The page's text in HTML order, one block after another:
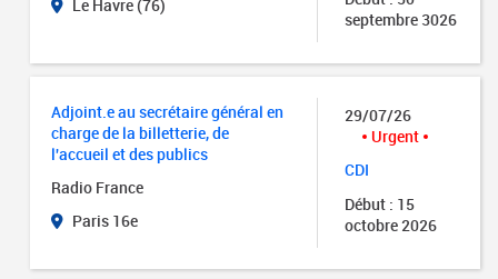
Le Havre (76)
septembre 3026
Adjoint.e au secrétaire général en
charge de la billetterie, de
l'accueil et des publics
Radio France
Paris 16e
29/07/26
Urgent
CDI
Début : 15
octobre 2026